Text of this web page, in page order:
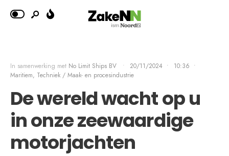
In samenwerking met No Limit Ships BV • 20/11/2024 • 10:36 •
Maritiem, Techniek / Maak- en procesindustrie
De wereld wacht op u
in onze zeewaardige
motorjachten